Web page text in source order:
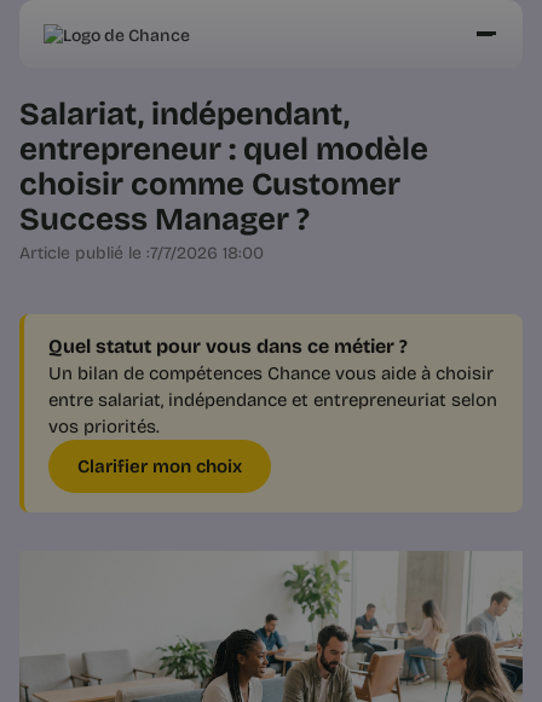
Salariat, indépendant,
entrepreneur : quel modèle
choisir comme Customer
Success Manager ?
Article publié le :7/7/2026 18:00
Quel statut pour vous dans ce métier ?
Un bilan de compétences Chance vous aide à choisir
entre salariat, indépendance et entrepreneuriat selon
vos priorités.
Clarifier mon choix